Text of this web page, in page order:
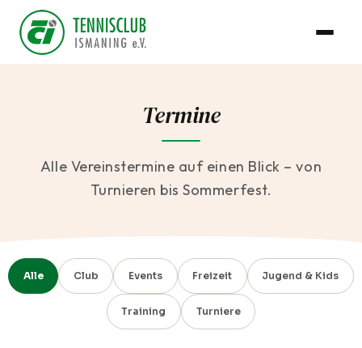
Termine
Alle Vereinstermine auf einen Blick – von
Turnieren bis Sommerfest.
Alle Club Events Freizeit Jugend & Kids
Training Turniere